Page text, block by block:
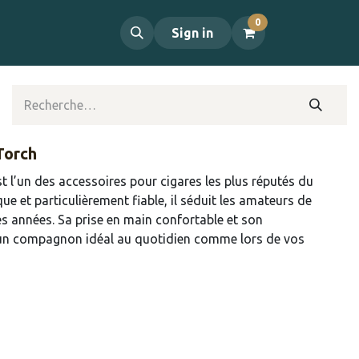
Sign in
0
l’un des accessoires pour cigares les plus réputés du
et particulièrement fiable, il séduit les amateurs de
années. Sa prise en main confortable et son
compagnon idéal au quotidien comme lors de vos